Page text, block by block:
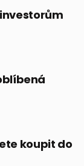
koupit do